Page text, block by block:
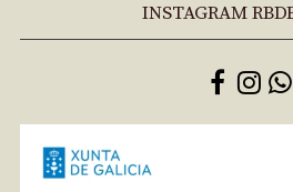
INSTAGRAM